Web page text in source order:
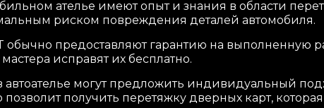
ателье имеют опыт и знания в области
риском повреждения деталей автомобиля.
обычно предоставляют гарантию на выполненную
исправят их бесплатно.
автоателье могут предложить индивидуальный
получить перетяжку дверных карт,